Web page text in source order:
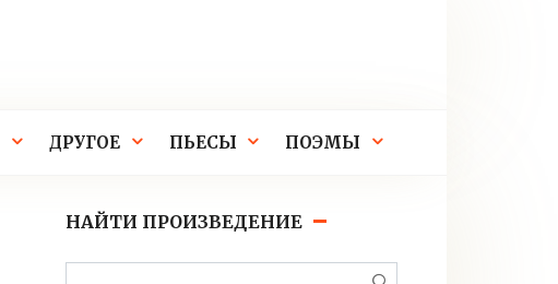
ДРУГОЕ ПЬЕСЫ ПОЭМЫ
НАЙТИ ПРОИЗВЕДЕНИЕ